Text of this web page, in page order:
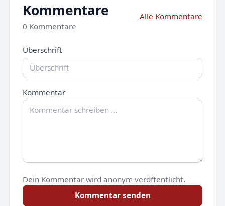
Kommentare
0 Kommentare
Alle Kommentare
Überschrift
Kommentar
Dein Kommentar wird anonym veröffentlicht.
Kommentar senden